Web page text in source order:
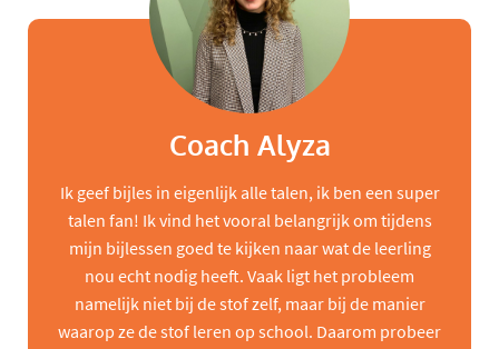
Coach Alyza
Ik geef bijles in eigenlijk alle talen, ik ben een super
talen fan! Ik vind het vooral belangrijk om tijdens
mijn bijlessen goed te kijken naar wat de leerling
nou echt nodig heeft. Vaak ligt het probleem
namelijk niet bij de stof zelf, maar bij de manier
waarop ze de stof leren op school. Daarom probeer